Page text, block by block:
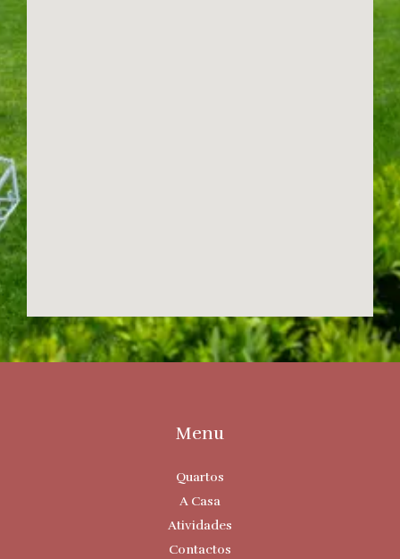
Menu
Quartos
A Casa
Atividades
Contactos